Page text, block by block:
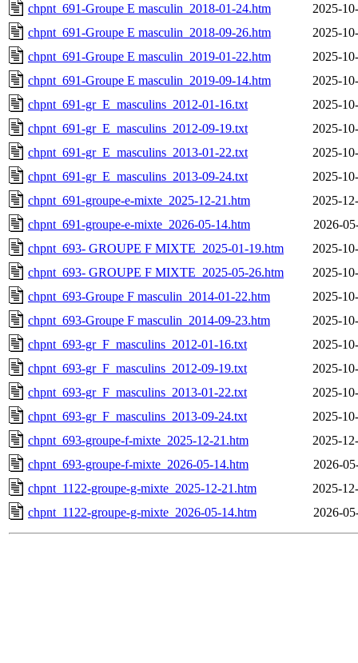
chpnt_691-Groupe E masculin_2018-01-24.htm
2025-
chpnt_691-Groupe E masculin_2018-09-26.htm
2025-
chpnt_691-Groupe E masculin_2019-01-22.htm
2025-
chpnt_691-Groupe E masculin_2019-09-14.htm
2025-
chpnt_691-gr_E_masculins_2012-01-16.txt
2025-
chpnt_691-gr_E_masculins_2012-09-19.txt
2025-
chpnt_691-gr_E_masculins_2013-01-22.txt
2025-
chpnt_691-gr_E_masculins_2013-09-24.txt
2025-
chpnt_691-groupe-e-mixte_2025-12-21.htm
2025-
chpnt_691-groupe-e-mixte_2026-05-14.htm
2026-
chpnt_693- GROUPE F MIXTE_2025-01-19.htm
2025-
chpnt_693- GROUPE F MIXTE_2025-05-26.htm
2025-
chpnt_693-Groupe F masculin_2014-01-22.htm
2025-
chpnt_693-Groupe F masculin_2014-09-23.htm
2025-
chpnt_693-gr_F_masculins_2012-01-16.txt
2025-
chpnt_693-gr_F_masculins_2012-09-19.txt
2025-
chpnt_693-gr_F_masculins_2013-01-22.txt
2025-
chpnt_693-gr_F_masculins_2013-09-24.txt
2025-
chpnt_693-groupe-f-mixte_2025-12-21.htm
2025-
chpnt_693-groupe-f-mixte_2026-05-14.htm
2026-
chpnt_1122-groupe-g-mixte_2025-12-21.htm
2025-
chpnt_1122-groupe-g-mixte_2026-05-14.htm
2026-